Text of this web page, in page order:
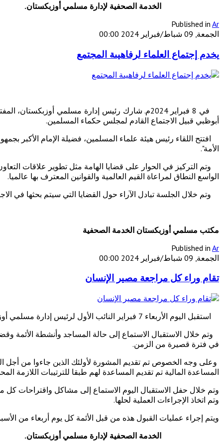
الخدمة الصحفية لإدارة مسلمي أوزبكستان.
Published in Ar
الجمعة, 09 شباط/فبراير 2024 00:00
يخدم إجتماع العلماء لرفاهيىة المجتمع
في 8 فبراير 2024م. شارك رئيس إدارة مسلمي
أبوظبي قبيل الاجتماع القادم لمجلس حكماء المسلمين.
افتتح اللقاء رئيس هيئة علماء المسلمين، فضيلة الإمام الأكبر
الأمة".
وتم التركيز في الحوار على قضايا الهامة مثل تطوير علاقات
الواسع النطاق لمراعاة القيم العالمية والقوانين المعترف بها عالميا.
وتم خلال الجلسة تبادل الآراء حول القضايا التي سيتم بحثها في
مكتب مسلمي أوزبكستان الخدمة الصحفية
Published in Ar
الجمعة, 09 شباط/فبراير 2024 00:00
تقام وراء كل مراجعة مصير الإنسان
استقبل اليوم الأربعاء 7 فبراير النائب الأول لرئيس إدارة مسلمي أوزبكستان، حميدجان داملا إيشمتبيكوف المواطنين واستمع إلى شكاواهم ومقترحاتهم.
وتم خلال الاستقبال الاستماع إلى حالة المساجد وأنشطة الأئمة
في فترة قصيرة من الزمن.
وعلى وجه الخصوص تم تقديم المشورة لأولئك الذين جاءوا من أجل
المساعدة المالية تم تقديم المساعدة لهم طبقا للترتيبات اللازمة
وتم خلال حفل الاستقبال اليوم الاستماع إلى مشاكل واقتراحات
وتم اتخاذ الإجراءات العملية لحلها.
ويتم إجراء عمليات القبول هذه من قبل الأئمة كل يوم أربعاء من
الخدمة الصحفية لإدارة مسلمي أوزبكستان.